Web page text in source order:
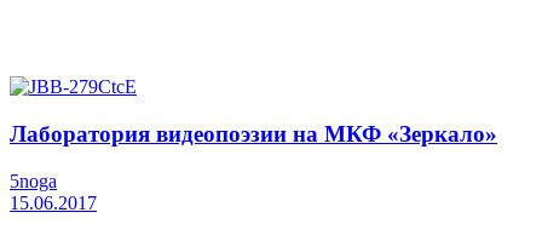
Лаборатория видеопоэзии на МКФ «Зеркало»
5noga
15.06.2017